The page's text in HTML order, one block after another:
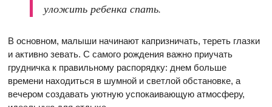
уложить ребенка спать.
В основном, малыши начинают капризничать, тереть глазки
и активно зевать. С самого рождения важно приучать
грудничка к правильному распорядку: днем больше
времени находиться в шумной и светлой обстановке, а
вечером создавать уютную успокаивающую атмосферу,